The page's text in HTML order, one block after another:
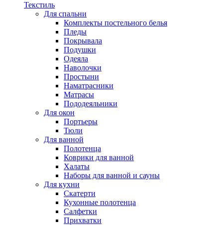
Текстиль
Для спальни
Комплекты постельного белья
Пледы
Покрывала
Подушки
Одеяла
Наволочки
Простыни
Наматрасники
Матрасы
Пододеяльники
Для окон
Портьеры
Тюли
Для ванной
Полотенца
Коврики для ванной
Халаты
Наборы для ванной и сауны
Для кухни
Скатерти
Кухонные полотенца
Салфетки
Прихватки